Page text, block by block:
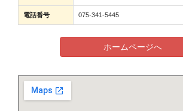
電話番号 075-341-5445
ホームページへ